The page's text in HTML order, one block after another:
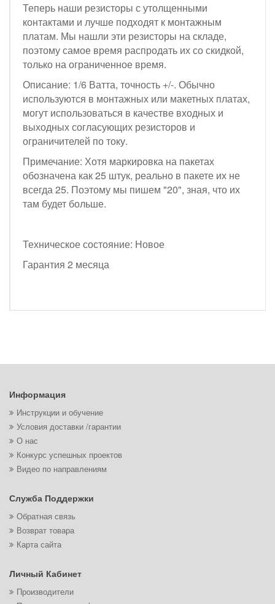
Теперь наши резисторы с утолщенными
контактами и лучше подходят к монтажным
платам. Мы нашли эти резисторы на складе,
поэтому самое время распродать их со скидкой,
только на ограниченное время.
Описание: 1/6 Ватта, точность +/-. Обычно
используются в монтажных или макетных платах,
могут использоваться в качестве входных и
выходных согласующих резисторов и
ограничителей по току.
Примечание: Хотя маркировка на пакетах
обозначена как 25 штук, реально в пакете их не
всегда 25. Поэтому мы пишем "20", зная, что их
там будет больше.
Техническое состояние: Новое
Гарантия 2 месяца
Информация
Инструкции и обучение
Условия доставки /гарантии
О нас
Конкурс успешных проектов
Видео по направлениям
Служба Поддержки
Обратная связь
Возврат товара
Карта сайта
Личный Кабинет
Производители